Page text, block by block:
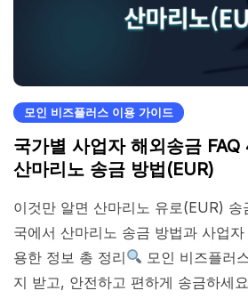
모인 비즈플러스 이용 가이드
국가별 사업자 해외송금
산마리노 송금 방법(EUR)
이것만 알면 산마리노 유로(EUR)
국에서 산마리노 송금 방법과 사업
용한 정보 총 정리
모인 비즈플러
지 받고, 안전하고 편하게 송금하세요